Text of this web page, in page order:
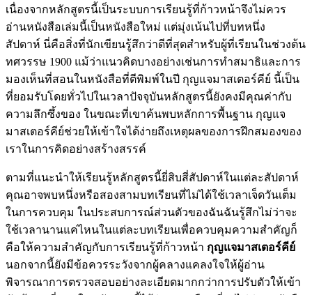
เนื่องจากหลักสูตรนี้เป็นระบบการเรียนรู้ที่ก้าวหน้าจึงไม่ควร
อ่านหนังสือเล่มนี้เป็นหนังสือใหม่ แต่มุ่งเน้นไปที่บทหนึ่ง
สัปดาห์ นี่คือสิ่งที่นักเขียนรู้สึกว่าดีที่สุดสำหรับผู้ที่เรียนในช่วงต้น
ทศวรรษ 1900 แม้ว่าแนวคิดบางอย่างเช่นการทำสมาธิและการ
มองเห็นที่สอนในหนังสือที่ตีพิมพ์ในปี กุญแจมาสเตอร์คีย์ นี้เป็น
ที่ยอมรับโดยทั่วไปในเวลาปัจจุบันหลักสูตรนี้ยังคงมีคุณค่ากับ
ความลึกซึ้งของ ในขณะที่เขาค้นพบหลักการพื้นฐาน กุญแจ
มาสเตอร์คีย์ช่วยให้เข้าใจได้ง่ายถึงเหตุผลของการฝึกสมองของ
เราในการคิดอย่างสร้างสรรค์
ตามที่แนะนำให้เรียนรู้หลักสูตรนี้ยี่สิบสี่สัปดาห์ในแต่ละสัปดาห์
คุณอาจพบหนึ่งหรือสองสามบทเรียนที่ไม่ได้ใช้เวลาเจ็ดวันเต็ม
ในการควบคุม ในประสบการณ์ส่วนตัวของฉันฉันรู้สึกไม่ว่าจะ
ใช้เวลานานแค่ไหนในแต่ละบทเรียนเพื่อควบคุมความสำคัญก็
คือให้ความสำคัญกับการเรียนรู้ที่ก้าวหน้า กุญแจมาสเตอร์คีย์
นอกจากนี้ยังมีข้อควรระวังจากผู้คลางแคลงใจให้ผู้อ่าน
พิจารณาการตรวจสอบอย่างละเอียดมากกว่าการปรับตัวให้เข้า